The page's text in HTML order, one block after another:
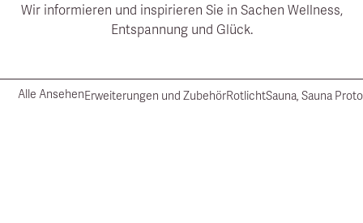
Wir informieren und inspirieren Sie in Sachen Wellness,
Entspannung und Glück.
Alle AnsehenErweiterungen und ZubehörRotlichtSauna, Sauna